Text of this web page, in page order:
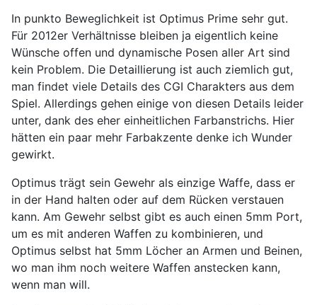
In punkto Beweglichkeit ist Optimus Prime sehr gut.
Für 2012er Verhältnisse bleiben ja eigentlich keine
Wünsche offen und dynamische Posen aller Art sind
kein Problem. Die Detaillierung ist auch ziemlich gut,
man findet viele Details des CGI Charakters aus dem
Spiel. Allerdings gehen einige von diesen Details leider
unter, dank des eher einheitlichen Farbanstrichs. Hier
hätten ein paar mehr Farbakzente denke ich Wunder
gewirkt.
Optimus trägt sein Gewehr als einzige Waffe, dass er
in der Hand halten oder auf dem Rücken verstauen
kann. Am Gewehr selbst gibt es auch einen 5mm Port,
um es mit anderen Waffen zu kombinieren, und
Optimus selbst hat 5mm Löcher an Armen und Beinen,
wo man ihm noch weitere Waffen anstecken kann,
wenn man will.